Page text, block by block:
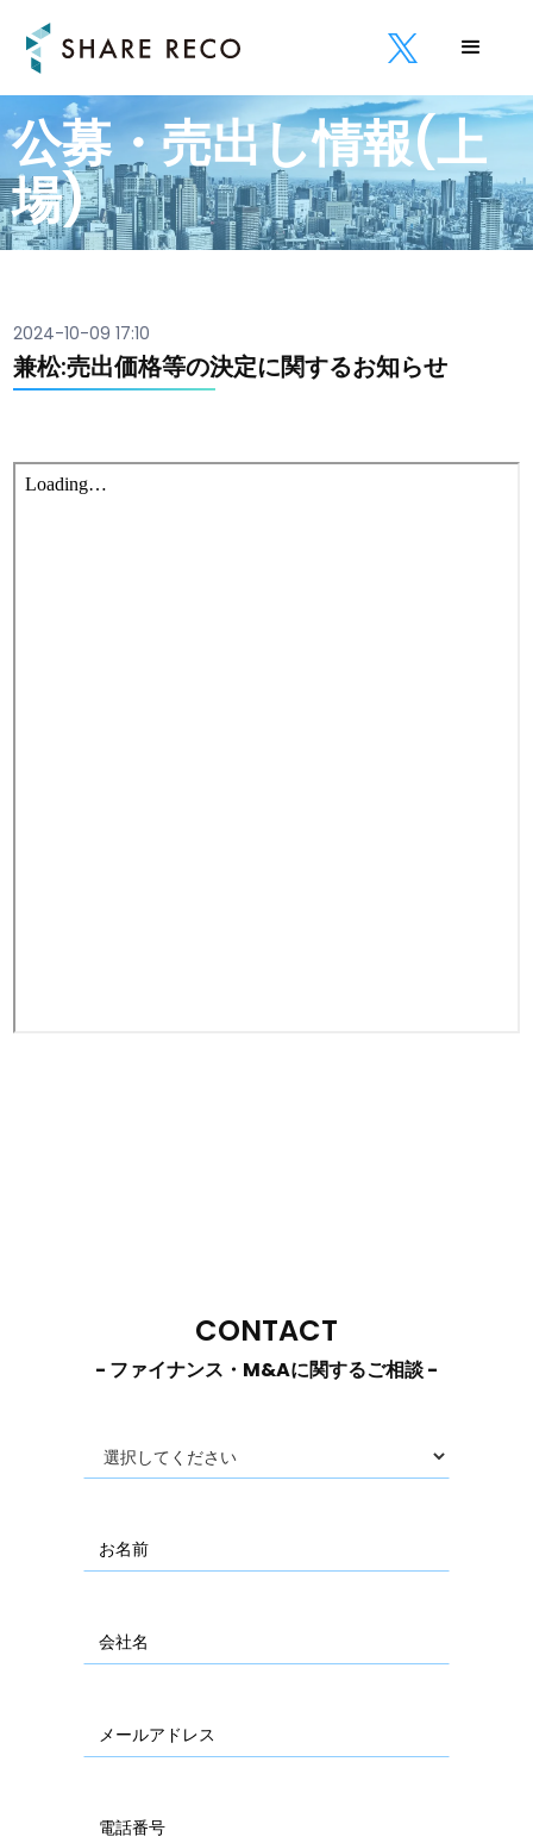
公募・売出し情報(上
場)
2024-10-09 17:10
兼松:売出価格等の決定に関するお知らせ
CONTACT
- ファイナンス・M&Aに関するご相談 -